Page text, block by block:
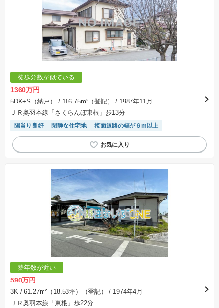
徒歩分数が似ている
1360万円
5DK+S（納戸） / 116.75m²（登記）
/ 1987年11月
ＪＲ奥羽本線「さくらんぼ東根」歩13分
陽当り良好 閑静な住宅地 接面道路の幅が６m以上
築年数が近い
590万円
3K / 61.27m²（18.53坪）（登記）
/ 1974年4月
ＪＲ奥羽本線「東根」歩22分